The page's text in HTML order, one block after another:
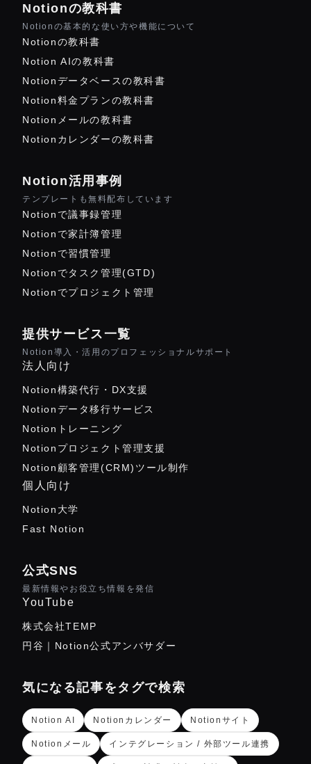
Notionの教科書
Notionの基本的な使い方や機能について
Notionの教科書
Notion AIの教科書
Notionデータベースの教科書
Notion料金プランの教科書
Notionメールの教科書
Notionカレンダーの教科書
Notion活用事例
テンプレートも無料配布しています
Notionで議事録管理
Notionで家計簿管理
Notionで習慣管理
Notionでタスク管理(GTD)
Notionでプロジェクト管理
提供サービス一覧
Notion導入・活用のプロフェッショナルサポート
法人向け
Notion構築代行・DX支援
Notionデータ移行サービス
Notionトレーニング
Notionプロジェクト管理支援
Notion顧客管理(CRM)ツール制作
個人向け
Notion大学
Fast Notion
公式SNS
最新情報やお役立ち情報を発信
YouTube
株式会社TEMP
円谷｜Notion公式アンバサダー
気になる記事をタグで検索
Notion AI Notionカレンダー Notionサイト
Notionメール インテグレーション / 外部ツール連携